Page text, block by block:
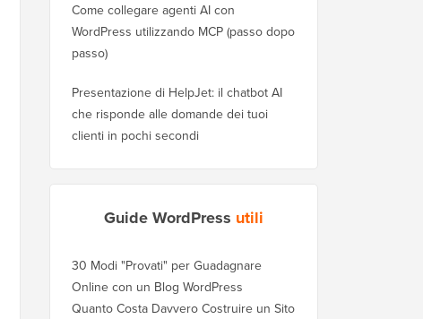
Come collegare agenti AI con
WordPress utilizzando MCP (passo dopo
passo)
Presentazione di HelpJet: il chatbot AI
che risponde alle domande dei tuoi
clienti in pochi secondi
Guide WordPress utili
30 Modi "Provati" per Guadagnare
Online con un Blog WordPress
Quanto Costa Davvero Costruire un Sito